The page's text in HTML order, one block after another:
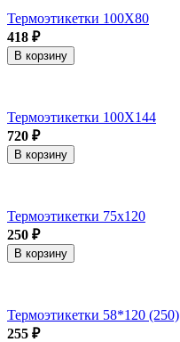
Термоэтикетки 100Х80
418 ₽
В корзину
Термоэтикетки 100Х144
720 ₽
В корзину
Термоэтикетки 75х120
250 ₽
В корзину
Термоэтикетки 58*120 (250)
255 ₽